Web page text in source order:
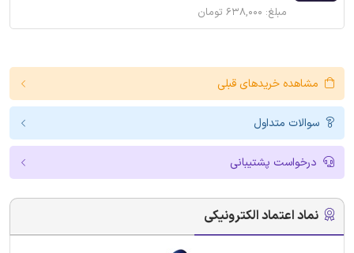
مبلغ: ۶۳۸,۰۰۰ تومان
مشاهده خریدهای قبلی
سوالات متداول
درخواست پشتیبانی
نماد اعتماد الکترونیکی